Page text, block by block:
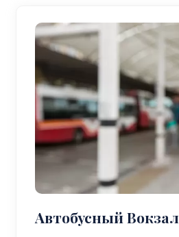
Автобусный Вокзал